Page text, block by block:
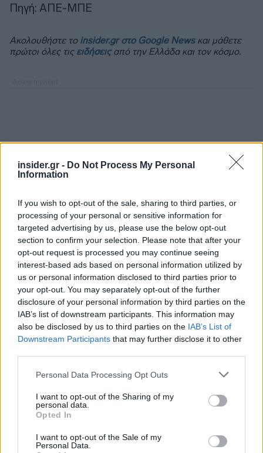
insider.gr - Do Not Process My Personal
Information
If you wish to opt-out of the sale, sharing to third parties, or
processing of your personal or sensitive information for
targeted advertising by us, please use the below opt-out
section to confirm your selection. Please note that after your
opt-out request is processed you may continue seeing
interest-based ads based on personal information utilized by
us or personal information disclosed to third parties prior to
your opt-out. You may separately opt-out of the further
disclosure of your personal information by third parties on the
IAB’s list of downstream participants. This information may
also be disclosed by us to third parties on the IAB’s List of
Downstream Participants that may further disclose it to other
Please note that this website/app uses one or more Google
not limited to your visit or usage behaviour. You may click to
grant or deny consent to Google and its third-party tags to
use your data for below specified purposes in below Google
consent section.
Personal Data Processing Opt Outs
I want to opt-out of the Sharing of my
personal data.
Opted In
I want to opt-out of the Sale of my
Personal Data.
Πηγή: ΑΠΕ-ΜΠΕ
Ακολουθήστε το insider.gr στο Google Newsκαι μάθετε
πρώτοι όλες τις ειδήσειςαπό την Ελλάδα και τον κόσμο.
Διαβάζονται αυτή τη στιγμή
Η γαλάζια «θετική ατζέντα» στο δρόμο για το
2027 - Το παράπονο της Καρυστιανού - Στον
ΣΥΡΙΖΑ μελετούν Ιστορία
αποζημιώσεις
Ποια είναι η (κυβερνητική) λίστα με τα μεγάλα
οδικά έργα και τα εκτιμώμενα
χρονοδιαγράμματα